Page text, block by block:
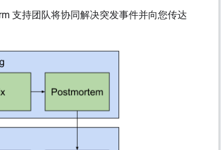
支持团队将协同解决突发事件并向您传达